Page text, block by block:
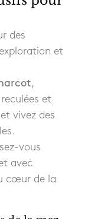
des
et
,
et
vivez des
vous
avec
cœur de la